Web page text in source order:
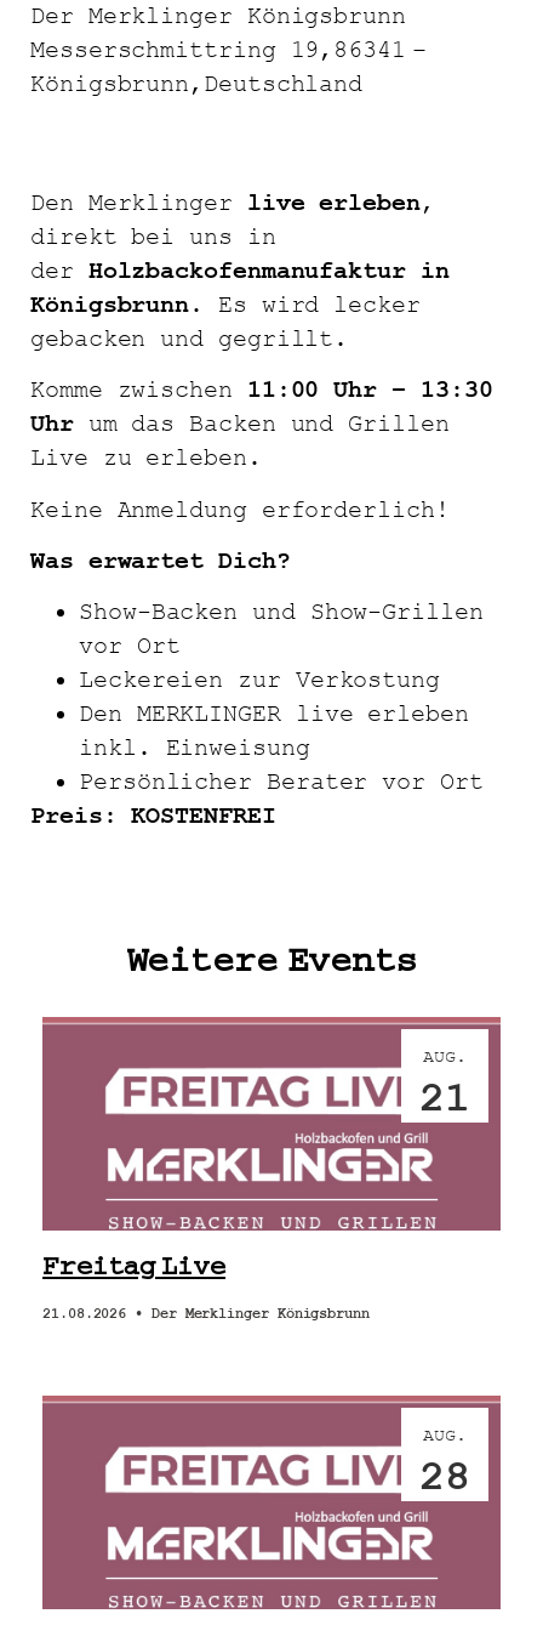
Der Merklinger Königsbrunn
Messerschmittring 19, 86341 –
Königsbrunn, Deutschland
Den Merklinger live erleben,
direkt bei uns in
der Holzbackofenmanufaktur in
Königsbrunn. Es wird lecker
gebacken und gegrillt.
Komme zwischen 11:00 Uhr – 13:30
Uhrum das Backen und Grillen
Live zu erleben.
Keine Anmeldung erforderlich!
Was erwartet Dich?
Show-Backen und Show-Grillen
vor Ort
Leckereien zur Verkostung
Den MERKLINGER live erleben
inkl. Einweisung
Persönlicher Berater vor Ort
Preis: KOSTENFREI
Weitere Events
AUG.
21
Freitag Live
21.08.2026 • Der Merklinger Königsbrunn
AUG.
28